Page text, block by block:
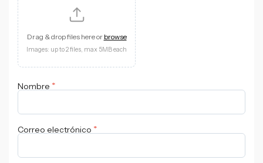
Drag & drop files here or browse
Images: up to 2 files, max 5MB each
Nombre *
Correo electrónico *